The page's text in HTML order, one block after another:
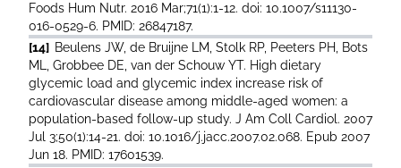
Foods Hum Nutr. 2016 Mar;71(1):1-12. doi: 10.1007/s11130-
016-0529-6. PMID: 26847187.
[14] Beulens JW, de Bruijne LM, Stolk RP, Peeters PH, Bots
ML, Grobbee DE, van der Schouw YT. High dietary
glycemic load and glycemic index increase risk of
cardiovascular disease among middle-aged women: a
population-based follow-up study. J Am Coll Cardiol. 2007
Jul 3;50(1):14-21. doi: 10.1016/j.jacc.2007.02.068. Epub 2007
Jun 18. PMID: 17601539.